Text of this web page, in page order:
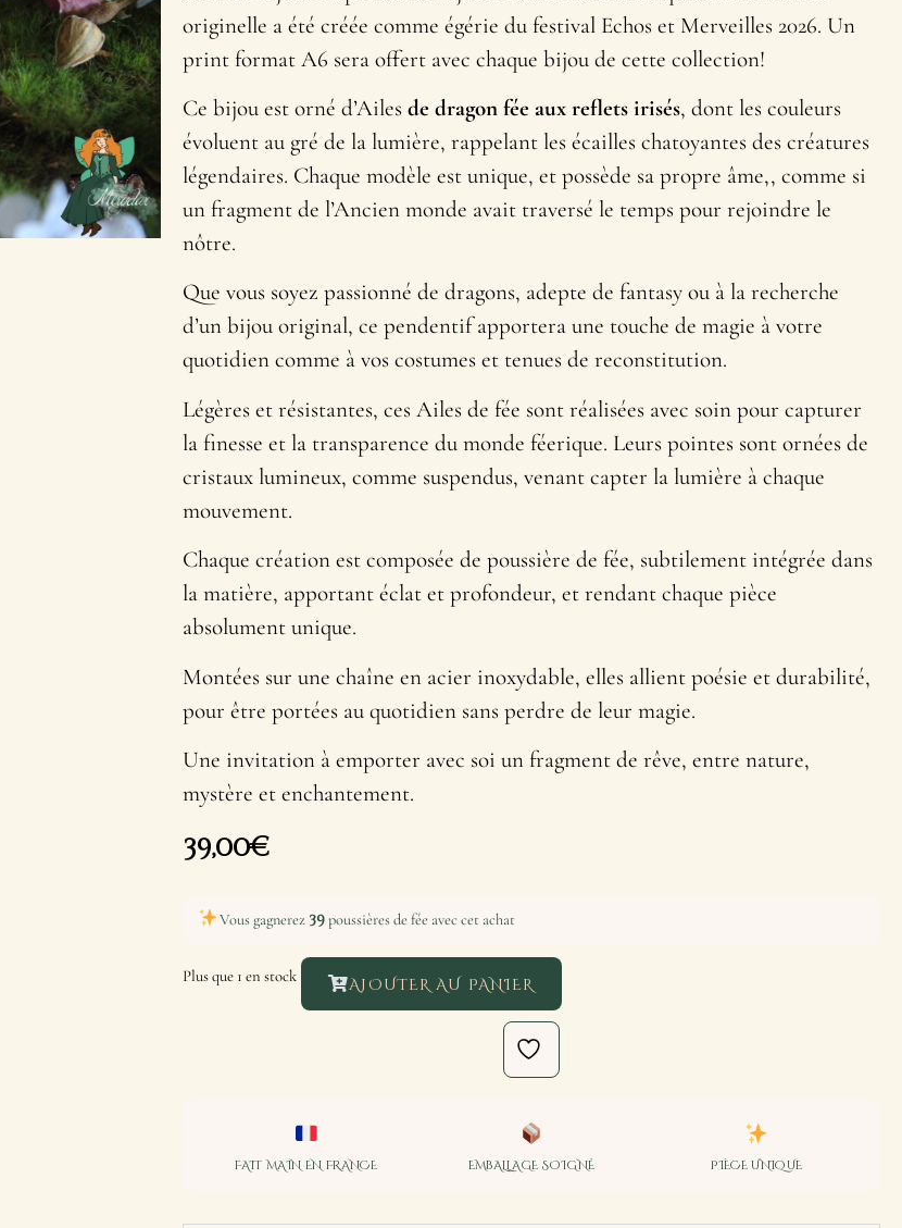
originelle a été créée comme égérie du festival Echos et Merveilles 2026. Un
print format A6 sera offert avec chaque bijou de cette collection!
Ce bijou est orné d’Ailes de dragon fée aux reflets irisés, dont les couleurs
évoluent au gré de la lumière, rappelant les écailles chatoyantes des créatures
légendaires. Chaque modèle est unique, et possède sa propre âme,, comme si
un fragment de l’Ancien monde avait traversé le temps pour rejoindre le
nôtre.
Que vous soyez passionné de dragons, adepte de fantasy ou à la recherche
d’un bijou original, ce pendentif apportera une touche de magie à votre
quotidien comme à vos costumes et tenues de reconstitution.
Légères et résistantes, ces Ailes de fée sont réalisées avec soin pour capturer
la finesse et la transparence du monde féerique. Leurs pointes sont ornées de
cristaux lumineux, comme suspendus, venant capter la lumière à chaque
mouvement.
Chaque création est composée de poussière de fée, subtilement intégrée dans
la matière, apportant éclat et profondeur, et rendant chaque pièce
absolument unique.
Montées sur une chaîne en acier inoxydable, elles allient poésie et durabilité,
pour être portées au quotidien sans perdre de leur magie.
Une invitation à emporter avec soi un fragment de rêve, entre nature,
mystère et enchantement.
39,00€
Vous gagnerez 39poussières de fée avec cet achat
Plus que 1 en stock AJOUTER AU PANIER
FAIT MAIN EN FRANCE EMBALLAGE SOIGNÉ PIÈCE UNIQUE